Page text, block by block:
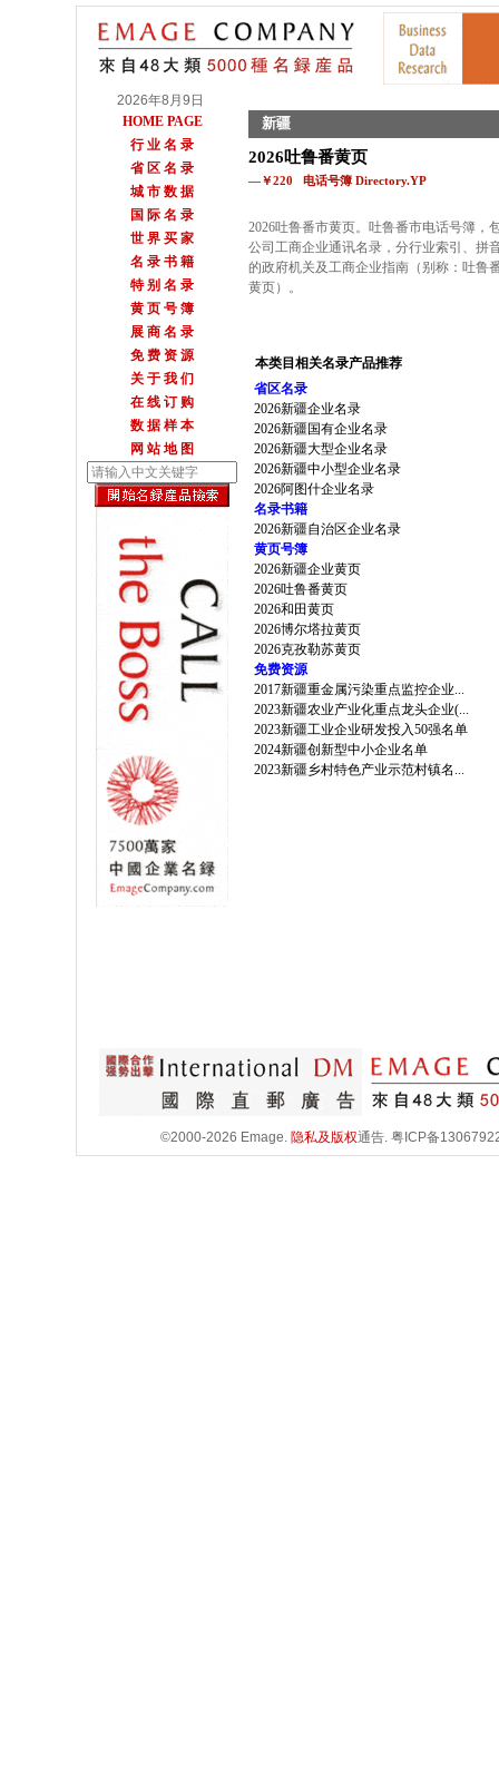
2026年8月9日
HOME PAGE
行 业 名 录
省 区 名 录
城 市 数 据
国 际 名 录
世 界 买 家
名 录 书 籍
特 别 名 录
黄 页 号 簿
展 商 名 录
免 费 资 源
关 于 我 们
在 线 订 购
数 据 样 本
网 站 地 图
新疆
2026吐鲁番黄页
—￥220 电话号簿 Directory.YP
2026吐鲁番市黄页。吐鲁番市电话号簿，
公司工商企业通讯名录，分行业索引、拼
的政府机关及工商企业指南（别称：吐鲁
黄页）。
本类目相关名录产品推荐
省区名录
2026新疆企业名录
2026新疆国有企业名录
2026新疆大型企业名录
2026新疆中小型企业名录
2026阿图什企业名录
名录书籍
2026新疆自治区企业名录
黄页号簿
2026新疆企业黄页
2026吐鲁番黄页
2026和田黄页
2026博尔塔拉黄页
2026克孜勒苏黄页
免费资源
2017新疆重金属污染重点监控企业...
2023新疆农业产业化重点龙头企业(...
2023新疆工业企业研发投入50强名单
2024新疆创新型中小企业名单
2023新疆乡村特色产业示范村镇名...
©2000-2026 Emage. 隐私及版权通告. 粤ICP备